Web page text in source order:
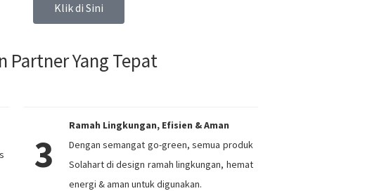
Klik di Sini
Partner Yang Tepat
3
Ramah Lingkungan, Efisien & Aman
Dengan semangat go-green, semua produk
Solahart di design ramah lingkungan, hemat
energi & aman untuk digunakan.